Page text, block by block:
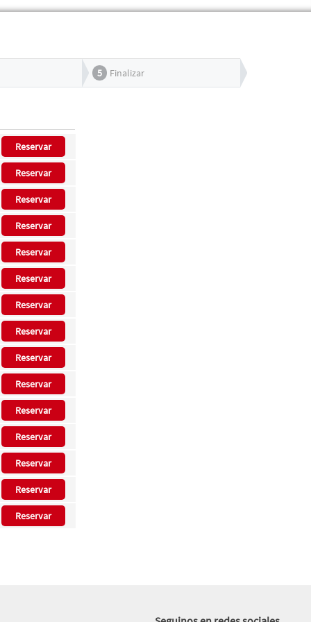
5 Finalizar
Reservar
Reservar
Reservar
Reservar
Reservar
Reservar
Reservar
Reservar
Reservar
Reservar
Reservar
Reservar
Reservar
Reservar
Reservar